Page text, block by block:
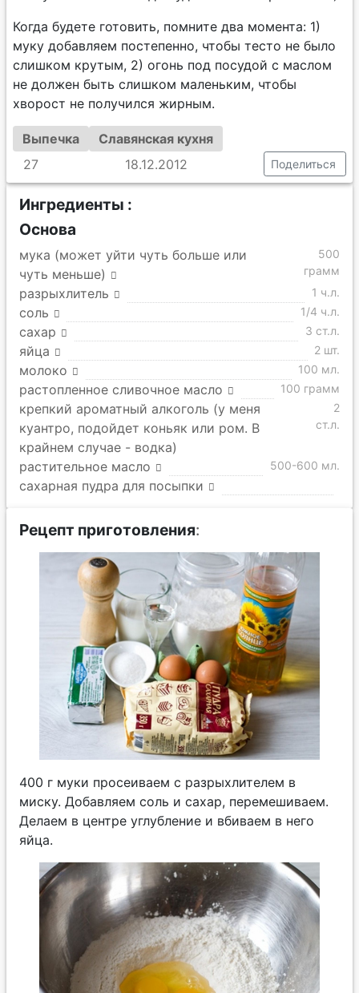
Когда будете готовить, помните два момента: 1)
муку добавляем постепенно, чтобы тесто не было
слишком крутым, 2) огонь под посудой с маслом
не должен быть слишком маленьким, чтобы
хворост не получился жирным.
Выпечка
Славянская кухня
27
18.12.2012 Поделиться
Ингредиенты :
Основа
мука (может уйти чуть больше или
чуть меньше)
500
грамм
разрыхлитель 1 ч.л.
соль 1/4 ч.л.
сахар 3 ст.л.
яйца 2 шт.
молоко 100 мл.
растопленное сливочное масло 100 грамм
крепкий ароматный алкоголь (у меня
куантро, подойдет коньяк или ром. В
крайнем случае - водка)
2
ст.л.
растительное масло 500-600 мл.
сахарная пудра для посыпки
Рецепт приготовления:
400 г муки просеиваем с разрыхлителем в
миску. Добавляем соль и сахар, перемешиваем.
Делаем в центре углубление и вбиваем в него
яйца.